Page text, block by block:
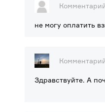
не могу оплатить
Здравствуйте. А